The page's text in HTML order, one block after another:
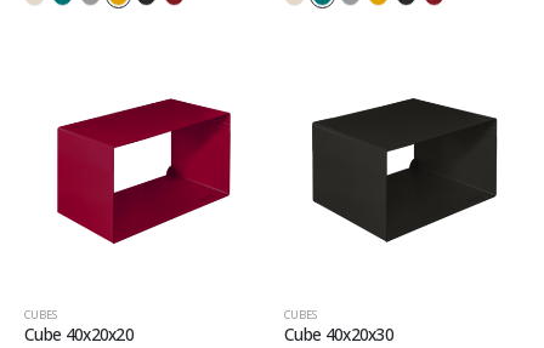
CUBES
Cube 40x20x20
CUBES
Cube 40x20x30